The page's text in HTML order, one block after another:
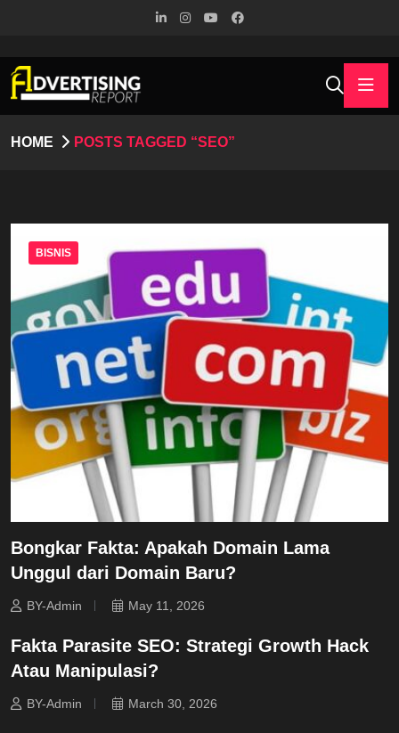
HOME POSTS TAGGED “SEO”
BISNIS
Bongkar Fakta: Apakah Domain Lama
Unggul dari Domain Baru?
BY-Admin May 11, 2026
Fakta Parasite SEO: Strategi Growth Hack
Atau Manipulasi?
BY-Admin March 30, 2026